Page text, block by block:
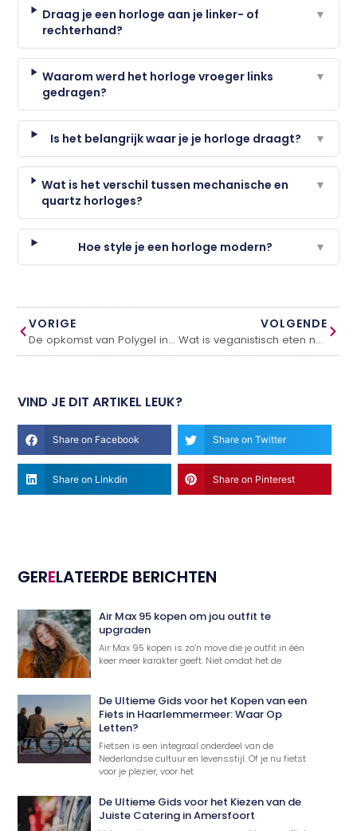
Draag je een horloge aan je linker- of
rechterhand?
▼
Waarom werd het horloge vroeger links
gedragen?
▼
Is het belangrijk waar je je horloge draagt? ▼
Wat is het verschil tussen mechanische en
quartz horloges?
▼
Hoe style je een horloge modern? ▼
VORIGE
De opkomst van Polygel in Nederland
VOLGENDE
Wat is veganistisch eten nu eigenlijk?
VIND JE DIT ARTIKEL LEUK?
Share on Facebook Share on Twitter
Share on Linkdin Share on Pinterest
GERELATEERDE BERICHTEN
Air Max 95 kopen om jou outfit te
upgraden
Air Max 95 kopen is zo’n move die je outfit in één
keer meer karakter geeft. Niet omdat het de
De Ultieme Gids voor het Kopen van een
Fiets in Haarlemmermeer: Waar Op
Letten?
Fietsen is een integraal onderdeel van de
Nederlandse cultuur en levensstijl. Of je nu fietst
voor je plezier, voor het
De Ultieme Gids voor het Kiezen van de
Juiste Catering in Amersfoort